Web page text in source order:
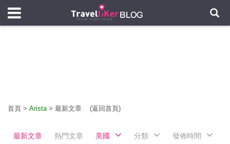
首頁 > Arista> 最新文章 (返回首頁)
最新文章 熱門文章 美國 分類 發佈時間